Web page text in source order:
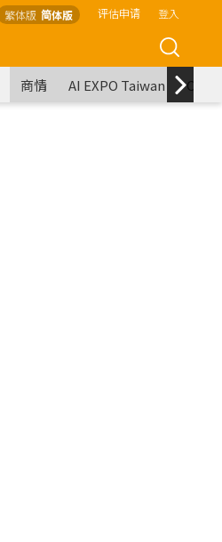
繁体版 简体版 评估申请 登入
商情 AI EXPO Taiwan